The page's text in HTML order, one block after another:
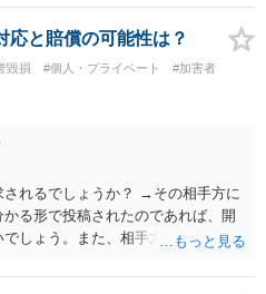
迅速性が要求されるためです。 書
可能性がございます。 また、本件
期間の問題もございます。 開示請
だけでは足りず、実務を踏まえた
応と賠償の可能性は？
毀損 #個人・プライベート
#加害者
れるでしょうか？ →その相手方に
る形で投稿されたのであれば、開
しょう。また、相手方の投稿した
進むと、投稿に使った回線の契約